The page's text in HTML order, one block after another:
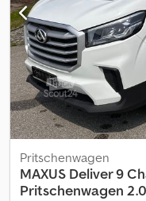
Seiten abnehmbar,
Batterie,
geschweißtem
Deichsel*. Gegen
*Laubgitteraufsatz*,
Ladungssicherungsnetz,
*Heckstützen* erhältlich.
Pritschenwagen
MAXUS Deliver 9
Pritschenwagen